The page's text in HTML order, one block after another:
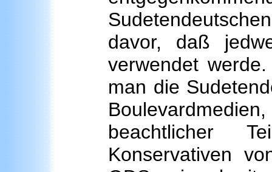
davor, daß
verwendet
man die
beachtlicher
Konservativen